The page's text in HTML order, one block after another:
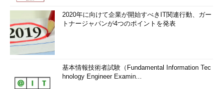
2020年に向けて企業が開始すべきIT関連行動、ガー
トナージャパンが4つのポイントを発表
基本情報技術者試験（Fundamental Information Tec
hnology Engineer Examin...